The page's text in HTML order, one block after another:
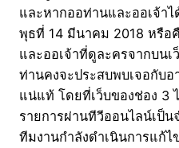
และหากออท่านและออเจ้า
พุธที่ 14 มีนาคม 2018 หรือ
และออเจ้าที่ดูละครจากบน
ท่านคงจะประสบพบเจอกับอ
แน่แท้ โดยที่เว็บของช่อง
รายการผ่านทีวีออนไลน์เป็
ทีมงานกำลังดำเนินการแก้ไ